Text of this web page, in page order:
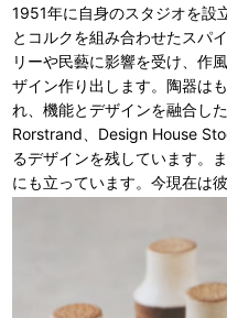
1951年に自身のスタジオを設
とコルクを組み合わせたスパ
リーや民藝に影響を受け、作
ザイン作り出します。陶器は
れ、機能とデザインを融合し
Rorstrand、Design House
るデザインを残しています。
にも立っています。今現在は